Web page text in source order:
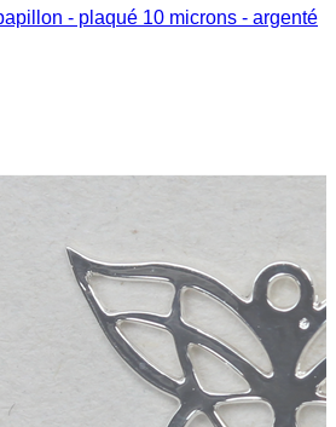
- plaqué 10 microns - argenté